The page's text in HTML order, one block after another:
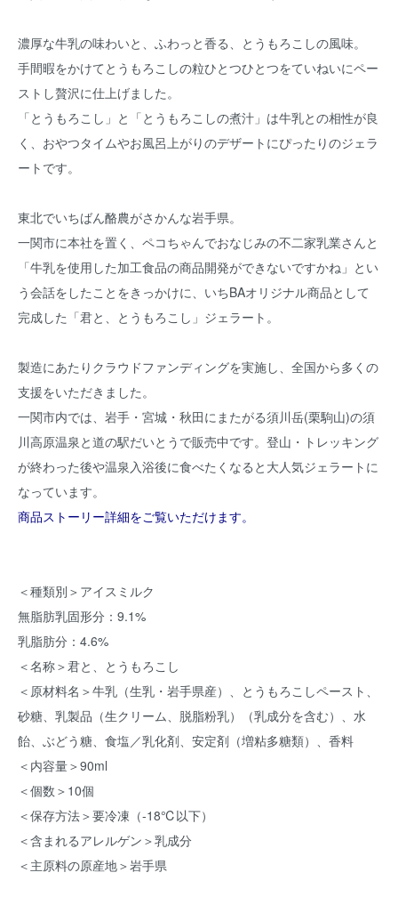
濃厚な牛乳の味わいと、ふわっと香る、とうもろこしの風味。
手間暇をかけてとうもろこしの粒ひとつひとつをていねいにペー
ストし贅沢に仕上げました。
「とうもろこし」と「とうもろこしの煮汁」は牛乳との相性が良
く、おやつタイムやお風呂上がりのデザートにぴったりのジェラ
ートです。
東北でいちばん酪農がさかんな岩手県。
一関市に本社を置く、ペコちゃんでおなじみの不二家乳業さんと
「牛乳を使用した加工食品の商品開発ができないですかね」とい
う会話をしたことをきっかけに、いちBAオリジナル商品として
完成した「君と、とうもろこし」ジェラート。
製造にあたりクラウドファンディングを実施し、全国から多くの
支援をいただきました。
一関市内では、岩手・宮城・秋田にまたがる須川岳(栗駒山)の須
川高原温泉と道の駅だいとうで販売中です。登山・トレッキング
が終わった後や温泉入浴後に食べたくなると大人気ジェラートに
なっています。
商品ストーリー詳細をご覧いただけます。
＜種類別＞アイスミルク
無脂肪乳固形分：9.1%
乳脂肪分：4.6%
＜名称＞君と、とうもろこし
＜原材料名＞牛乳（生乳・岩手県産）、とうもろこしペースト、
砂糖、乳製品（生クリーム、脱脂粉乳）（乳成分を含む）、水
飴、ぶどう糖、食塩／乳化剤、安定剤（増粘多糖類）、香料
＜内容量＞90ml
＜個数＞10個
＜保存方法＞要冷凍（-18℃以下）
＜含まれるアレルゲン＞乳成分
＜主原料の原産地＞岩手県